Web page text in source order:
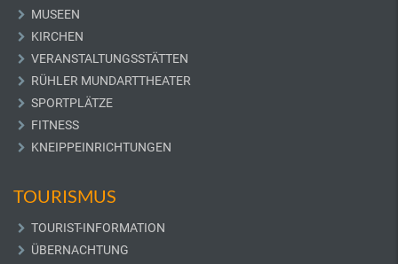
MUSEEN
KIRCHEN
VERANSTALTUNGSSTÄTTEN
RÜHLER MUNDARTTHEATER
SPORTPLÄTZE
FITNESS
KNEIPPEINRICHTUNGEN
TOURISMUS
TOURIST-INFORMATION
ÜBERNACHTUNG